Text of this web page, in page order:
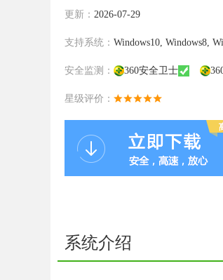
更新： 2026-07-29
支持系统： Windows10, Windows8,
安全监测： 360安全卫士
星级评价：
系统介绍